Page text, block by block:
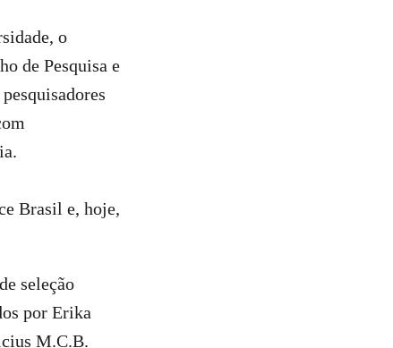
o
de Pesquisa e
Brasil e, hoje,
seleção
por Erika
M.C.B.